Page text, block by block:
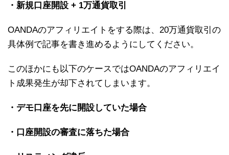
・新規口座開設 + 1万通貨取引
OANDAのアフィリエイトをする際は、20万通貨取引の
具体例で記事を書き進めるようにしてください。
このほかにも以下のケースではOANDAのアフィリエイ
ト成果発生が却下されてしまいます。
・デモ口座を先に開設していた場合
・口座開設の審査に落ちた場合